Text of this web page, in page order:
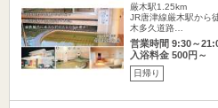
厳木駅1.25km
JR唐津線厳木駅から
木多久道路…
営業時間 9:30～
入浴料金 500円～
日帰り